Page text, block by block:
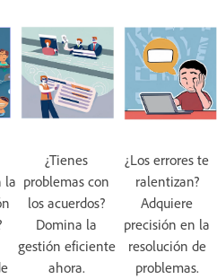
la
¿Tienes
problemas con
los acuerdos?
Domina la
gestión eficiente
ahora.
¿Los errores te
ralentizan?
Adquiere
precisión en la
resolución de
problemas.